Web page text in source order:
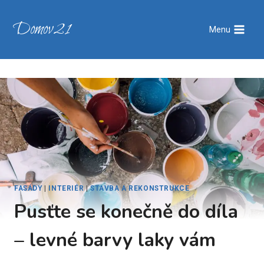
Domov21 Menu
FASÁDY| INTERIÉR|STAVBA A REKONSTRUKCE
Pusťte se konečně do díla
– levné barvy laky vám